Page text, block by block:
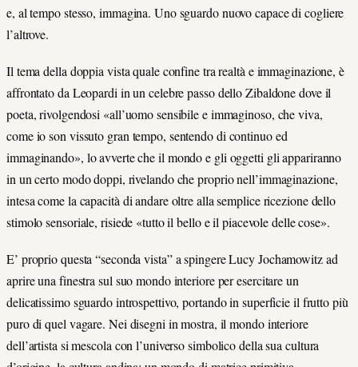
e, al tempo stesso, immagina. Uno sguardo nuovo capace di cogliere
l’altrove.
Il tema della doppia vista quale confine tra realtà e immaginazione, è
affrontato da Leopardi in un celebre passo dello Zibaldone dove il
poeta, rivolgendosi «all’uomo sensibile e immaginoso, che viva,
come io son vissuto gran tempo, sentendo di continuo ed
immaginando», lo avverte che il mondo e gli oggetti gli appariranno
in un certo modo doppi, rivelando che proprio nell’immaginazione,
intesa come la capacità di andare oltre alla semplice ricezione dello
stimolo sensoriale, risiede «tutto il bello e il piacevole delle cose».
E’ proprio questa “seconda vista” a spingere Lucy Jochamowitz ad
aprire una finestra sul suo mondo interiore per esercitare un
delicatissimo sguardo introspettivo, portando in superficie il frutto più
puro di quel vagare. Nei disegni in mostra, il mondo interiore
dell’artista si mescola con l’universo simbolico della sua cultura